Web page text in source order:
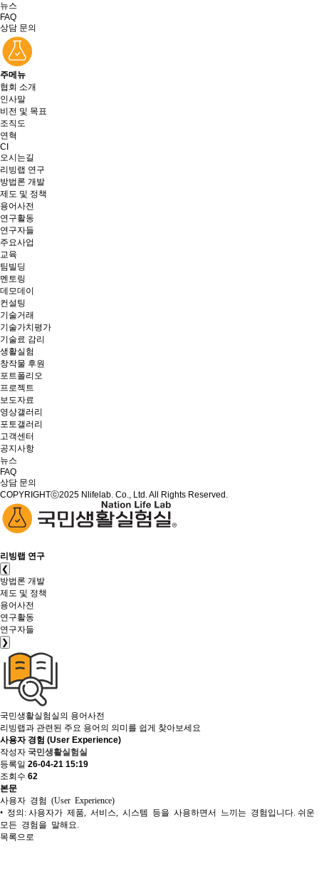
뉴스
FAQ
상담 문의
주메뉴
협회 소개
인사말
비전 및 목표
조직도
연혁
CI
오시는길
리빙랩 연구
방법론 개발
제도 및 정책
용어사전
연구활동
연구자들
주요사업
교육
팀빌딩
멘토링
데모데이
컨설팅
기술거래
기술가치평가
기술료 감리
생활실험
창작물 후원
포트폴리오
프로젝트
보도자료
영상갤러리
포토갤러리
고객센터
공지사항
뉴스
FAQ
상담 문의
COPYRIGHTⓒ2025 Nlifelab. Co., Ltd. All Rights Reserved.
리빙랩 연구
❮
방법론 개발
제도 및 정책
용어사전
연구활동
연구자들
❯
국민생활실험실의 용어사전
리빙랩과 관련된 주요 용어의 의미를 쉽게 찾아보세요
사용자 경험 (User Experience)
작성자 국민생활실험실
등록일 26-04-21 15:19
조회수 62
본문
사용자 경험 (User Experience)
• 정의: 사용자가 제품, 서비스, 시스템 등을 사용하면서 느끼는 경험입니다. 쉬
모든 경험을 말해요.
목록으로